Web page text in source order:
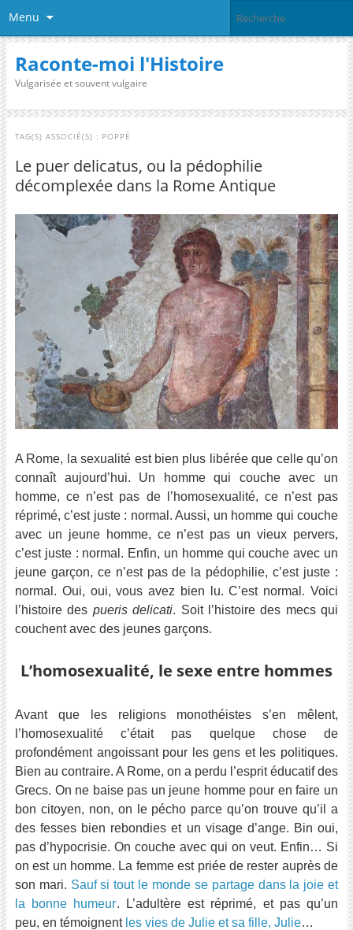
Menu
Raconte-moi l'Histoire
Vulgarisée et souvent vulgaire
TAG(S) ASSOCIÉ(S) : POPPÉ
Le puer delicatus, ou la pédophilie
décomplexée dans la Rome Antique
A Rome, la sexualité est bien plus libérée que celle qu’on
connaît aujourd’hui. Un homme qui couche avec un
homme, ce n’est pas de l’homosexualité, ce n’est pas
réprimé, c’est juste : normal. Aussi, un homme qui couche
avec un jeune homme, ce n’est pas un vieux pervers,
c’est juste : normal. Enfin, un homme qui couche avec un
jeune garçon, ce n’est pas de la pédophilie, c’est juste :
normal. Oui, oui, vous avez bien lu. C’est normal. Voici
l’histoire des pueris delicati. Soit l’histoire des mecs qui
couchent avec des jeunes garçons.
L’homosexualité, le sexe entre hommes
Avant que les religions monothéistes s’en mêlent,
l’homosexualité c’était pas quelque chose de
profondément angoissant pour les gens et les politiques.
Bien au contraire. A Rome, on a perdu l’esprit éducatif des
Grecs. On ne baise pas un jeune homme pour en faire un
bon citoyen, non, on le pécho parce qu’on trouve qu’il a
des fesses bien rebondies et un visage d’ange. Bin oui,
pas d’hypocrisie. On couche avec qui on veut. Enfin… Si
on est un homme. La femme est priée de rester auprès de
son mari. Sauf si tout le monde se partage dans la joie et
la bonne humeur. L’adultère est réprimé, et pas qu’un
peu, en témoignent les vies de Julie et sa fille, Julie…